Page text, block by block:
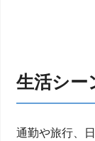
生活シー
通勤や旅行、